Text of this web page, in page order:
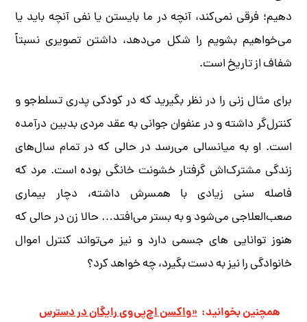
دهیم؛ فرقی نمی‌کند، آنچه در ما بایستن یا نفی‌ آنچه باید یا
می‌خواهیم بشویم را شکل می‌دهد، داشتن تصویری نسبتاً
شفاف از تاریخ است.
برای مثال زنی را در نظر بگیرید که در کودکی پدری تسلط‌جو و
کنترل‌گر داشته و در عنفوان جوانی به عقد مردی بدبین درآمده
است. او به میانسالی می‌رسد در حالی که در تمام سال‌های
زندگی مشترک‌اش گرفتار خشونت خانگی بوده است. مرد که
فاصله سنی زیادی با همسرش داشته، دچار بیماری
صعب‌العلاجی می‌شود و به بستر می‌افتد… حالا زن در حالی که
هنوز توانایی های جسمی دارد و نیز می‌تواند کنترل اموال
خانوادگی را نیز به دست بگیرد، چه خواهد کرد؟
همچنین بخوانید: «واکسن اچ‌پی‌وی رایگان در دسترس